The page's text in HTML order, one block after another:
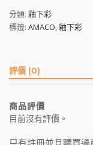
分類: 釉下彩
標籤: AMACO,釉下彩
評價 (0)
商品評價
目前沒有評價。
只有註冊並且購買